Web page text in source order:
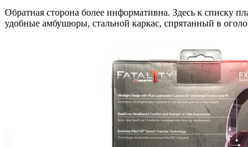
Обратная сторона более информативна. Здесь к списку
удобные амбушюры, стальной каркас, спрятанный в